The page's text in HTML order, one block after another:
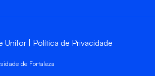
Unifor Política de Privacidade
de Fortaleza